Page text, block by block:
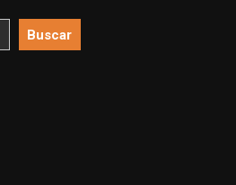
Buscar